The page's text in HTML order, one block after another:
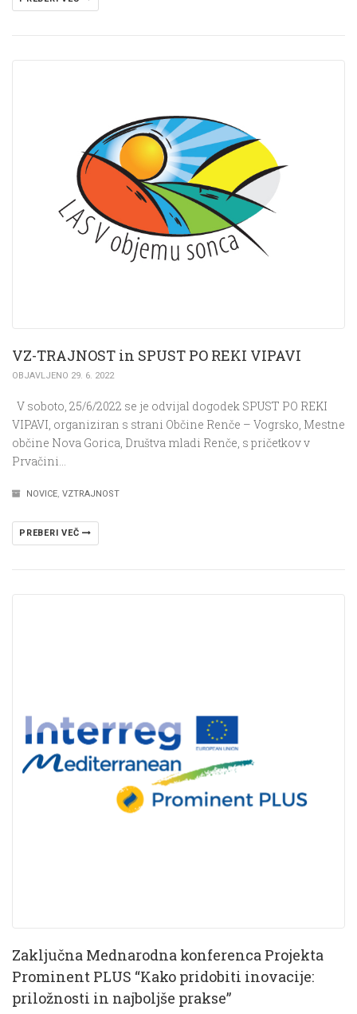
VZ-TRAJNOST in SPUST PO REKI VIPAVI
OBJAVLJENO 29. 6. 2022
V soboto, 25/6/2022 se je odvijal dogodek SPUST PO REKI
VIPAVI, organiziran s strani Občine Renče – Vogrsko, Mestne
občine Nova Gorica, Društva mladi Renče, s pričetkov v
Prvačini…
NOVICE, VZTRAJNOST
PREBERI VEČ
Zaključna Mednarodna konferenca Projekta
Prominent PLUS “Kako pridobiti inovacije:
priložnosti in najboljše prakse”